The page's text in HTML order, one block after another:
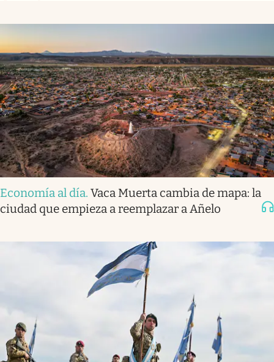
Economía al día. Vaca Muerta cambia de mapa: la
ciudad que empieza a reemplazar a Añelo